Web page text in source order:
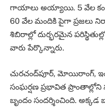
గాయాలు అయ్యాయి. 5 వేల కంటే
60 వేల మందికి పైగా ప్రజలు
శిబిరాల్లో దుర్భరమైన
వారు పేర్కొన్నారు.
చురచంద్‌పూర్‌, మోయిరాంగ్‌,
సంఘర్షణ ప్రభావిత
బృందం సందర్శించింది.